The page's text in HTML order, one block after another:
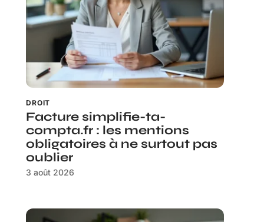
DROIT
Facture simplifie-ta-
compta.fr : les mentions
obligatoires à ne surtout pas
oublier
3 août 2026